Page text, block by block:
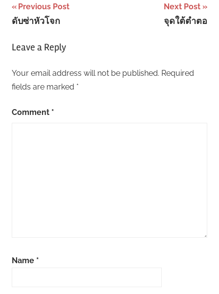
Post
navigation
Previous Post
ดับซ่าหัวโจก
Next Post
จุดใต้ตำตอ
Leave a Reply
Your email address will not be published. Required
fields are marked *
Comment *
Name *